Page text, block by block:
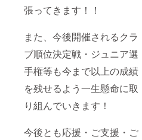
張ってきます！！
また、今後開催されるクラ
ブ順位決定戦・ジュニア選
手権等も今まで以上の成績
を残せるよう一生懸命に取
り組んでいきます！
今後とも応援・ご支援・ご